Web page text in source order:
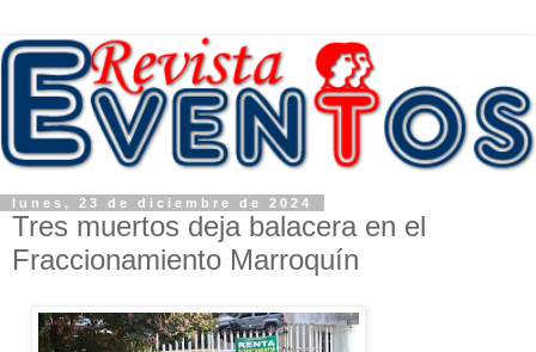
lunes, 23 de diciembre de 2024
Tres muertos deja balacera en el
Fraccionamiento Marroquín